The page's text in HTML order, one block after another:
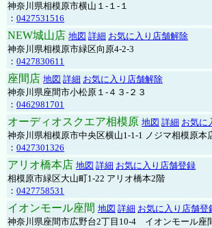
神奈川県相模原市横山１-１-１
： 0427531516
NEW城山店 地図 詳細 お気に入り店舗解除
神奈川県相模原市緑区向原4-2-3
： 0427830611
座間店 地図 詳細 お気に入り店舗解除
神奈川県座間市小松原１-４３-２３
： 0462981701
オーディオスクエア相模原 地図 詳細 お気に
神奈川県相模原市中央区横山1-1-1 ノジマ相模原本
： 0427301326
アリオ橋本店 地図 詳細 お気に入り店舗登録
相模原市緑区大山町1-22 アリオ橋本2階
： 0427758531
イオンモール座間 地図 詳細 お気に入り店舗登
神奈川県座間市広野台2丁目10-4 イオンモール座